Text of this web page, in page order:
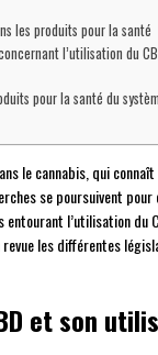
les produits pour la santé
l’utilisation du
pour la santé du
le cannabis, qui
se poursuivent
l’utilisation du
les différentes
et son